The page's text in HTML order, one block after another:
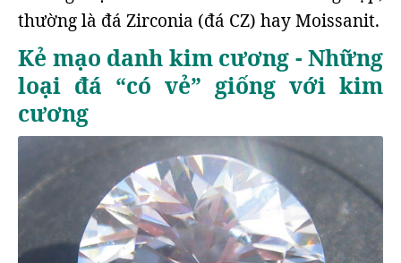
thường là đá Zirconia (đá CZ) hay Moissanit.
Kẻ mạo danh kim cương - Những
loại đá “có vẻ” giống với kim
cương